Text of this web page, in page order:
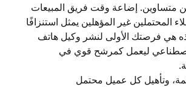
متساوين. إضاعة وقت فريق المبيعات
المحتملين غير المؤهلين يمثل استنزافًا
هي فرصتك الأولى لنشر وكيل هاتف
ليعمل كمرشح قوي في
وتأهيل كل عميل محتمل